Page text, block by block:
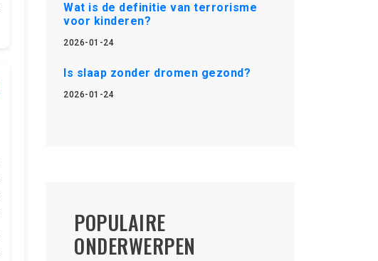
Wat is de definitie van terrorisme
voor kinderen?
2026-01-24
Is slaap zonder dromen gezond?
2026-01-24
POPULAIRE
ONDERWERPEN